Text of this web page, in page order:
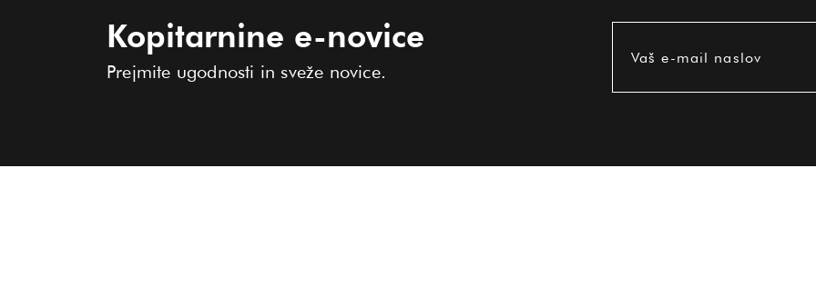
Kopitarnine e-novice
Prejmite ugodnosti in sveže novice.
Vaš e-mail naslov